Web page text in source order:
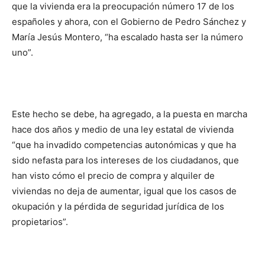
que la vivienda era la preocupación número 17 de los
españoles y ahora, con el Gobierno de Pedro Sánchez y
María Jesús Montero, “ha escalado hasta ser la número
uno”.
Este hecho se debe, ha agregado, a la puesta en marcha
hace dos años y medio de una ley estatal de vivienda
“que ha invadido competencias autonómicas y que ha
sido nefasta para los intereses de los ciudadanos, que
han visto cómo el precio de compra y alquiler de
viviendas no deja de aumentar, igual que los casos de
okupación y la pérdida de seguridad jurídica de los
propietarios”.